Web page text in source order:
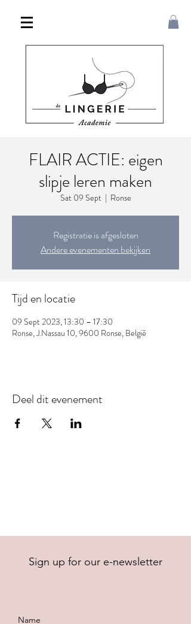
FLAIR ACTIE: eigen
slipje leren maken
Sat 09 Sept
  |
Ronse
Registratie is afgesloten
Andere evenementen bekijken
Tijd en locatie
09 Sept 2023, 13:30 – 17:30
Ronse, J.Nassau 10, 9600 Ronse, België
Deel dit evenement
Sign up for our e-newsletter